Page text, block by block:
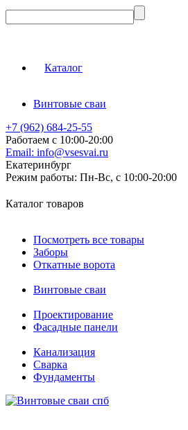
Каталог
Винтовые сваи
+7 (962) 684-25-55
Работаем с 10:00-20:00
Email: info@vsesvai.ru
Екатеринбург
Режим работы: Пн-Вс, с 10:00-20:00
Каталог товаров
Посмотреть все товары
Заборы
Откатные ворота
Винтовые сваи
Проектирование
Фасадные панели
Канализация
Сварка
Фундаменты